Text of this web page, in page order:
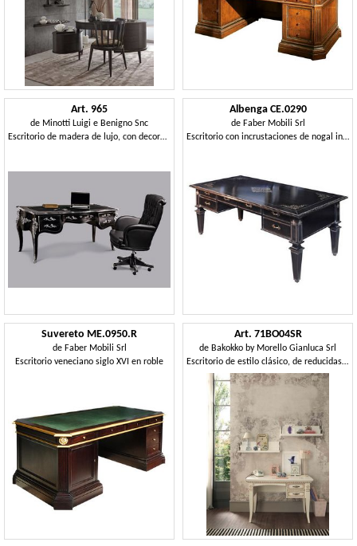
Art. 965
de Minotti Luigi e Benigno Snc
Escritorio de madera de lujo, con decoración de hojas de plata
Albenga CE.0290
de Faber Mobili Srl
Escritorio con incrustaciones de nogal inspirado en 1800
Suvereto ME.0950.R
de Faber Mobili Srl
Escritorio veneciano siglo XVI en roble
Art. 71BO04SR
de Bakokko by Morello Gianluca Srl
Escritorio de estilo clásico, de reducidas dimensiones.